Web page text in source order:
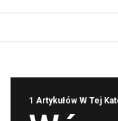
1 Artykułów W Tej